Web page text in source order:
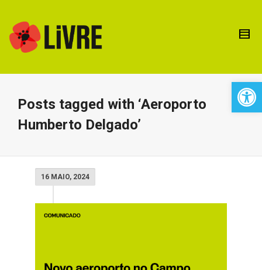
Posts tagged with ‘Aeroporto
Humberto Delgado’
16 MAIO, 2024